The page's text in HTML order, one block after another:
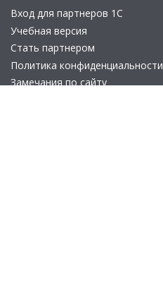
Вход для партнеров 1С
Учебная версия
Стать партнером
Политика конфиденциальности
Замечания по сайту